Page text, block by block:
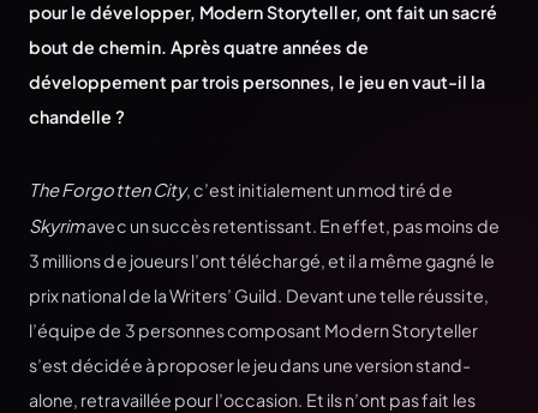
pour le développer, Modern Storyteller, ont fait un sacré
bout de chemin. Après quatre années de
développement par trois personnes, le jeu en vaut-il la
chandelle ?
The Forgotten City, c’est initialement un mod tiré de
Skyrimavec un succès retentissant. En effet, pas moins de
3 millions de joueurs l’ont téléchargé, et il a même gagné le
prix national de la Writers’ Guild. Devant une telle réussite,
l’équipe de 3 personnes composant Modern Storyteller
s’est décidée à proposer le jeu dans une version stand-
alone, retravaillée pour l’occasion. Et ils n’ont pas fait les